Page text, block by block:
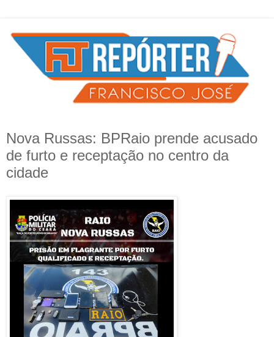
Nova Russas: BPRaio prende acusado
de furto e receptação no centro da
cidade